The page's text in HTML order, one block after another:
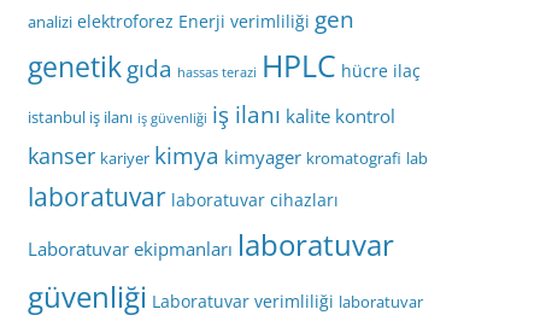
analizi elektroforez Enerji verimliliği gen
genetikgıda hassas terazi HPLC hücre ilaç
istanbul iş ilanı iş güvenliği iş ilanı kalite kontrol
kanser kariyer kimya kimyager kromatografi lab
laboratuvar laboratuvar cihazları
Laboratuvar ekipmanları laboratuvar
güvenliği Laboratuvar verimliliği laboratuvar